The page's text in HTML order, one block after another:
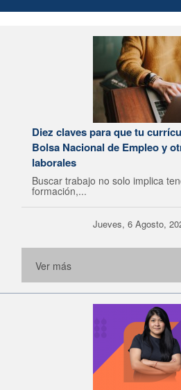
Diez claves para que tu
Bolsa Nacional de Empleo y
laborales
Buscar trabajo no solo implica
formación,...
Jueves, 6 Agosto,
Ver más